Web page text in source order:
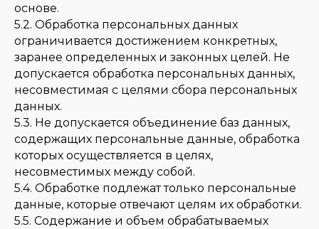
основе.
5.2. Обработка персональных данных
ограничивается достижением конкретных,
заранее определенных и законных целей. Не
допускается обработка персональных данных,
несовместимая с целями сбора персональных
данных.
5.3. Не допускается объединение баз данных,
содержащих персональные данные, обработка
которых осуществляется в целях,
несовместимых между собой.
5.4. Обработке подлежат только персональные
данные, которые отвечают целям их обработки.
5.5. Содержание и объем обрабатываемых